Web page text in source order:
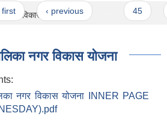
‹ previous
नगर विकास योजना
नगर विकास योजना
नगर विकास योजना INNER PAGE